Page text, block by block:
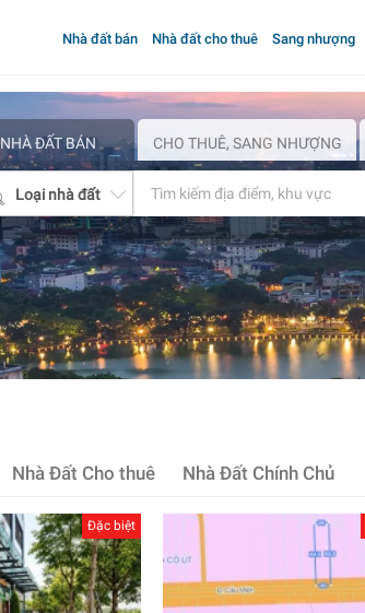
Nhà đất bán Nhà đất cho thuê Sang nhượng
NHÀ ĐẤT BÁN CHO THUÊ, SANG NHƯỢNG
Loại nhà đất
Nhà Đất Cho thuê Nhà Đất Chính Chủ
Đặc biệt